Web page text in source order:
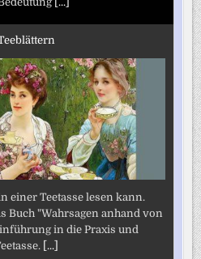
einer Teetasse lesen kann.
Buch "Wahrsagen anhand von
in die Praxis und
[...]